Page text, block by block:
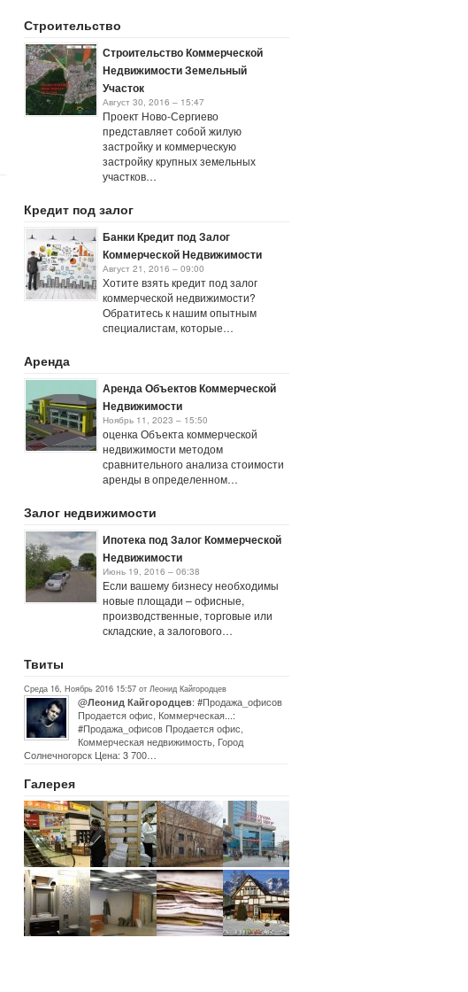
Строительство
Строительство Коммерческой
Недвижимости Земельный
Участок
Август 30, 2016 – 15:47
Проект Ново-Сергиево
представляет собой жилую
застройку и коммерческую
застройку крупных земельных
участков…
Кредит под залог
Банки Кредит под Залог
Коммерческой Недвижимости
Август 21, 2016 – 09:00
Хотите взять кредит под залог
коммерческой недвижимости?
Обратитесь к нашим опытным
специалистам, которые…
Аренда
Аренда Объектов Коммерческой
Недвижимости
Ноябрь 11, 2023 – 15:50
оценка Объекта коммерческой
недвижимости методом
сравнительного анализа стоимости
аренды в определенном…
Залог недвижимости
Ипотека под Залог Коммерческой
Недвижимости
Июнь 19, 2016 – 06:38
Если вашему бизнесу необходимы
новые площади – офисные,
производственные, торговые или
складские, а залогового…
Твиты
Среда 16, Ноябрь 2016 15:57 от Леонид Кайгородцев
@Леонид Кайгородцев: #Продажа_офисов
Продается офис, Коммерческая...:
#Продажа_офисов Продается офис,
Коммерческая недвижимость, Город
Солнечногорск Цена: 3 700…
Галерея